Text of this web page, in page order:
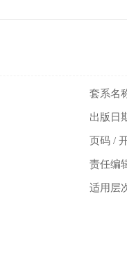
出版日
页码 /
责任编
适用层